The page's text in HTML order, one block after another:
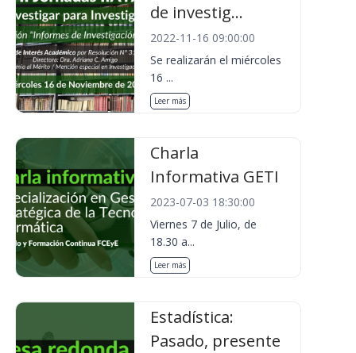
de investig...
2022-11-16 09:00:00
Se realizarán el miércoles
16 ...
Leer más
Charla
Informativa GETI
2023-07-03 18:30:00
Viernes 7 de Julio, de
18.30 a...
Leer más
Estadística:
Pasado, presente